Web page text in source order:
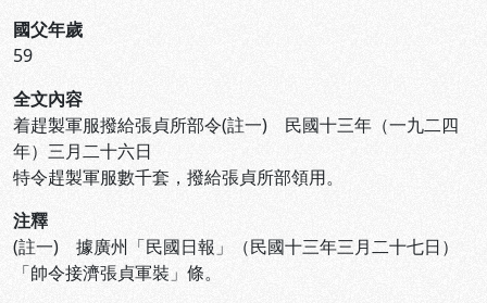
國父年歲
59
全文內容
着趕製軍服撥給張貞所部令(註一) 民國十三年（一九二四
年）三月二十六日
特令趕製軍服數千套，撥給張貞所部領用。
注釋
(註一) 據廣州「民國日報」（民國十三年三月二十七日）
「帥令接濟張貞軍裝」條。